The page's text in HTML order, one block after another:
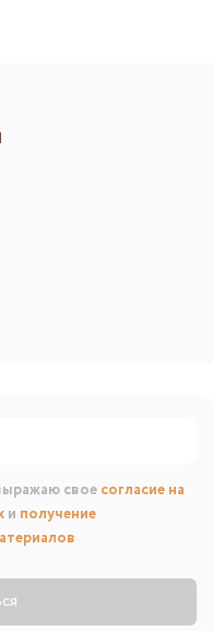
свое согласие на
и получение